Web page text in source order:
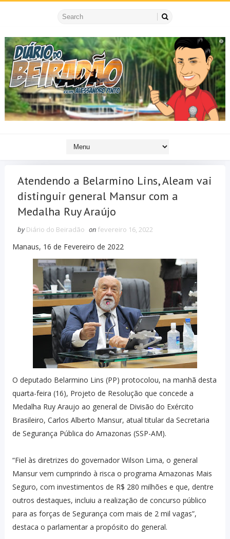
Atendendo a Belarmino Lins, Aleam vai
distinguir general Mansur com a
Medalha Ruy Araújo
by Diário do Beiradão on fevereiro 16, 2022
Manaus, 16 de Fevereiro de 2022
O deputado Belarmino Lins (PP) protocolou, na manhã desta
quarta-feira (16), Projeto de Resolução que concede a
Medalha Ruy Araujo ao general de Divisão do Exército
Brasileiro, Carlos Alberto Mansur, atual titular da Secretaria
de Segurança Pública do Amazonas (SSP-AM).
“Fiel às diretrizes do governador Wilson Lima, o general
Mansur vem cumprindo à risca o programa Amazonas Mais
Seguro, com investimentos de R$ 280 milhões e que, dentre
outros destaques, incluiu a realização de concurso público
para as forças de Segurança com mais de 2 mil vagas”,
destaca o parlamentar a propósito do general.